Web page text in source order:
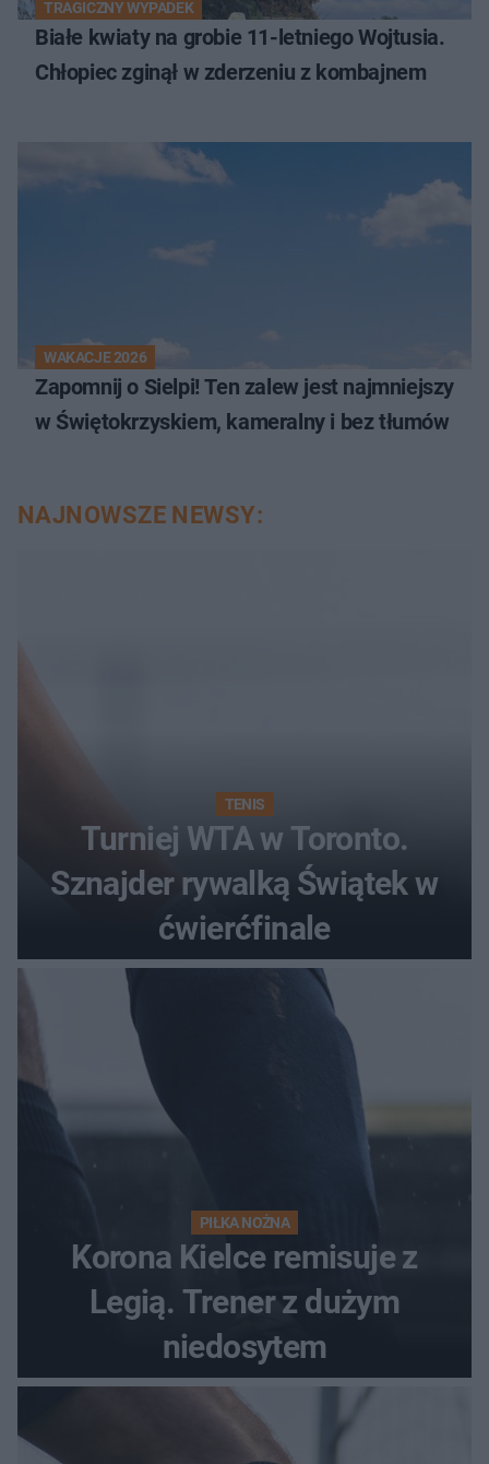
TRAGICZNY WYPADEK
Białe kwiaty na grobie 11-letniego Wojtusia.
Chłopiec zginął w zderzeniu z kombajnem
WAKACJE 2026
Zapomnij o Sielpi! Ten zalew jest najmniejszy
w Świętokrzyskiem, kameralny i bez tłumów
NAJNOWSZE NEWSY:
TENIS
Turniej WTA w Toronto.
Sznajder rywalką Świątek w
ćwierćfinale
PIŁKA NOŻNA
Korona Kielce remisuje z
Legią. Trener z dużym
niedosytem